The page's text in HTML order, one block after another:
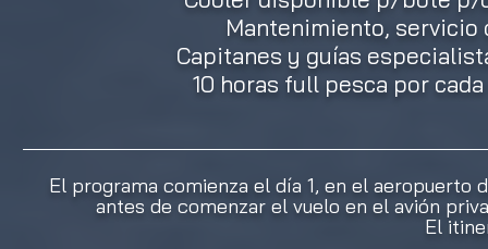
Mantenimiento, servicio
Capitanes y guías
10 horas full pesca por
El programa comienza el día 1, en el aeropuerto
antes de comenzar el vuelo en el avión
El